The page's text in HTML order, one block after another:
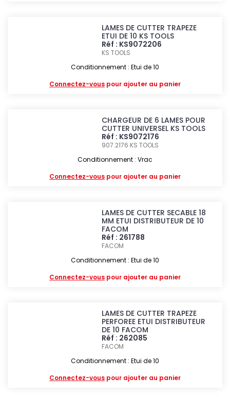
LAMES DE CUTTER TRAPEZE
ETUI DE 10 KS TOOLS
Réf : KS9072206
KS TOOLS
Conditionnement : Etui de 10
Connectez-vous pour ajouter au panier
CHARGEUR DE 6 LAMES POUR
CUTTER UNIVERSEL KS TOOLS
Réf : KS9072176
907.2176 KS TOOLS
Conditionnement : Vrac
Connectez-vous pour ajouter au panier
LAMES DE CUTTER SECABLE 18
MM ETUI DISTRIBUTEUR DE 10
FACOM
Réf : 261788
FACOM
Conditionnement : Etui de 10
Connectez-vous pour ajouter au panier
LAMES DE CUTTER TRAPEZE
PERFOREE ETUI DISTRIBUTEUR
DE 10 FACOM
Réf : 262085
FACOM
Conditionnement : Etui de 10
Connectez-vous pour ajouter au panier